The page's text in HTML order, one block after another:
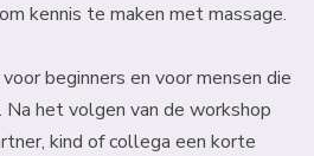
kennis te maken met massage.
beginners en voor mensen die
het volgen van de workshop
kind of collega een korte